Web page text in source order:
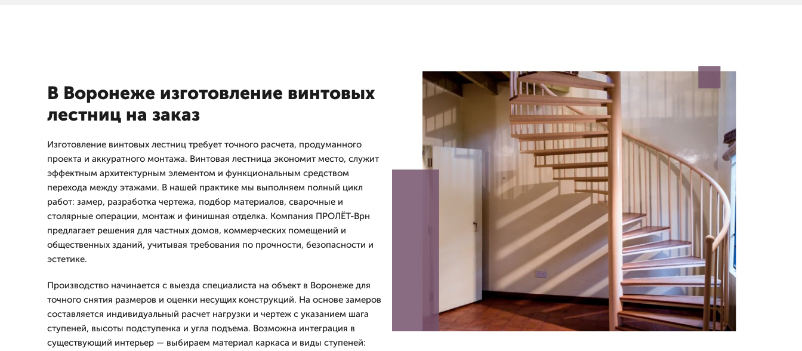
В Воронеже изготовление винтовых
лестниц на заказ
Изготовление винтовых лестниц требует точного расчета, продуманного
проекта и аккуратного монтажа. Винтовая лестница экономит место, служит
эффектным архитектурным элементом и функциональным средством
перехода между этажами. В нашей практике мы выполняем полный цикл
работ: замер, разработка чертежа, подбор материалов, сварочные и
столярные операции, монтаж и финишная отделка. Компания ПРОЛЁТ-Врн
предлагает решения для частных домов, коммерческих помещений и
общественных зданий, учитывая требования по прочности, безопасности и
эстетике.
Производство начинается с выезда специалиста на объект в Воронеже для
точного снятия размеров и оценки несущих конструкций. На основе замеров
составляется индивидуальный расчет нагрузки и чертеж с указанием шага
ступеней, высоты подступенка и угла подъема. Возможна интеграция в
существующий интерьер — выбираем материал каркаса и виды ступеней: